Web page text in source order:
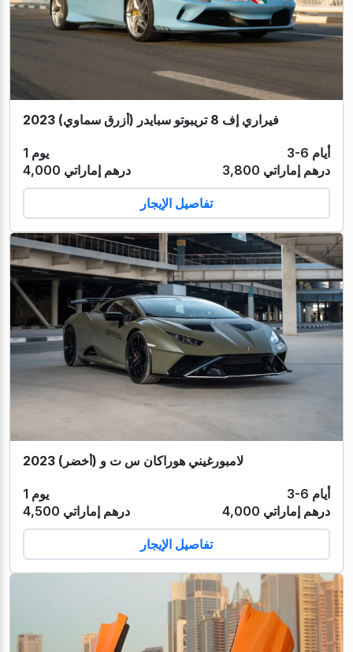
فيراري إف 8 تريبوتو سبايدر (أزرق سماوي) 2023
1 يوم
3-6 أيام
4,000 درهم إماراتي
3,800 درهم إماراتي
تفاصيل الإيجار
لامبورغيني هوراكان س ت و (أخضر) 2023
1 يوم
3-6 أيام
4,500 درهم إماراتي
4,000 درهم إماراتي
تفاصيل الإيجار